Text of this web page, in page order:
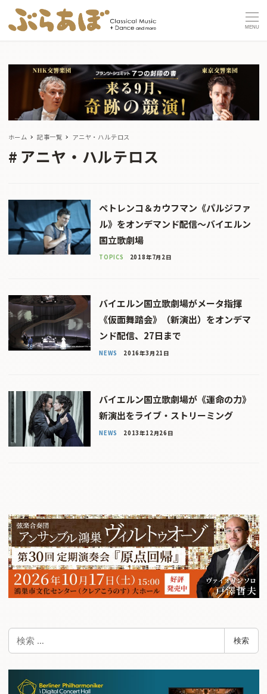
MENU
ホーム 記事一覧 アニヤ・ハルテロス
アニヤ・ハルテロス
ペトレンコ＆カウフマン《パルジファ
ル》をオンデマンド配信〜バイエルン
国立歌劇場
TOPICS 2018年7月2日
バイエルン国立歌劇場がメータ指揮
《仮面舞踏会》（新演出）をオンデマ
ンド配信、27日まで
NEWS 2016年3月21日
バイエルン国立歌劇場が《運命の力》
新演出をライブ・ストリーミング
NEWS 2013年12月26日
検索